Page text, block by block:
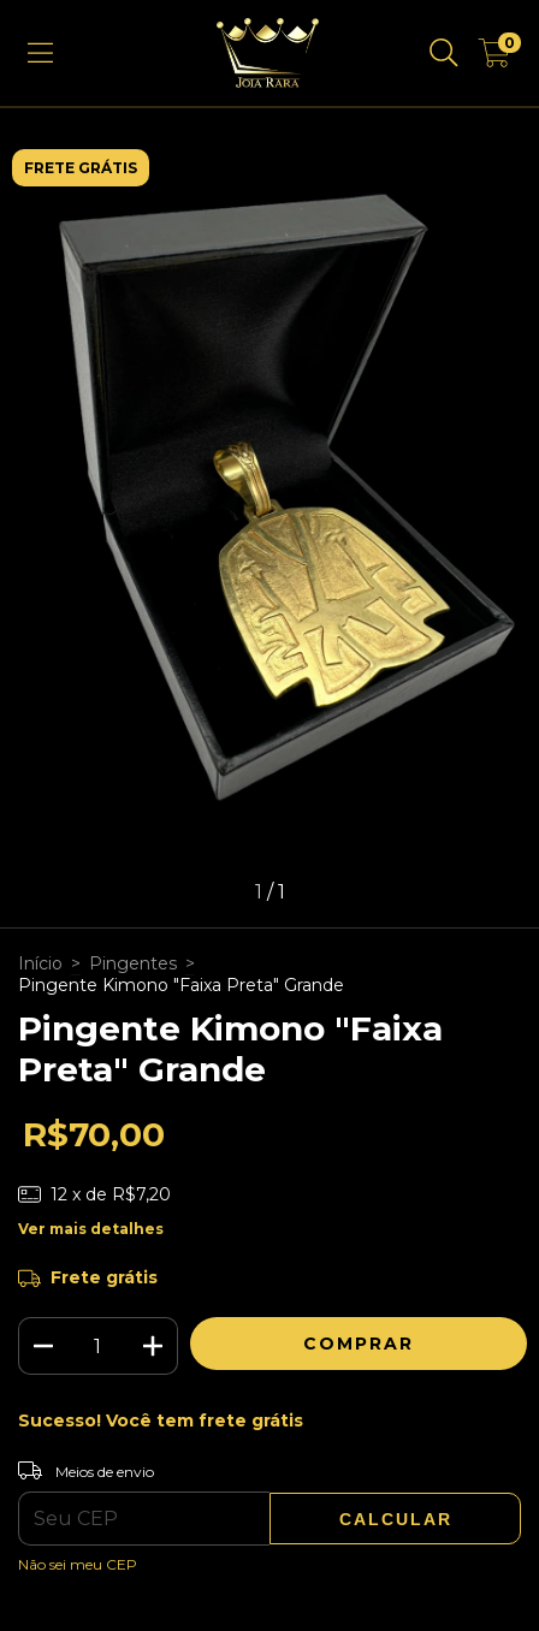
0
FRETE GRÁTIS
1 /1
Início > Pingentes >
Pingente Kimono "Faixa Preta" Grande
Pingente Kimono "Faixa
Preta" Grande
R$70,00
12 x de R$7,20
Ver mais detalhes
Frete grátis
Sucesso! Você tem frete grátis
Entregas para o CEP:
Meios de envio
CALCULAR
Não sei meu CEP